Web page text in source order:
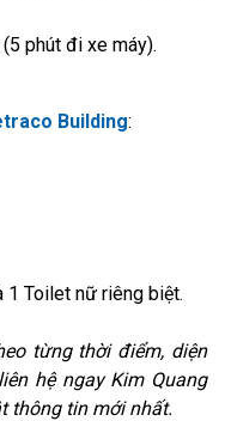
phút đi xe máy).
Building:
1 Toilet nữ riêng biệt.
từng thời điểm, diện
hệ ngay Kim Quang
thông tin mới nhất.